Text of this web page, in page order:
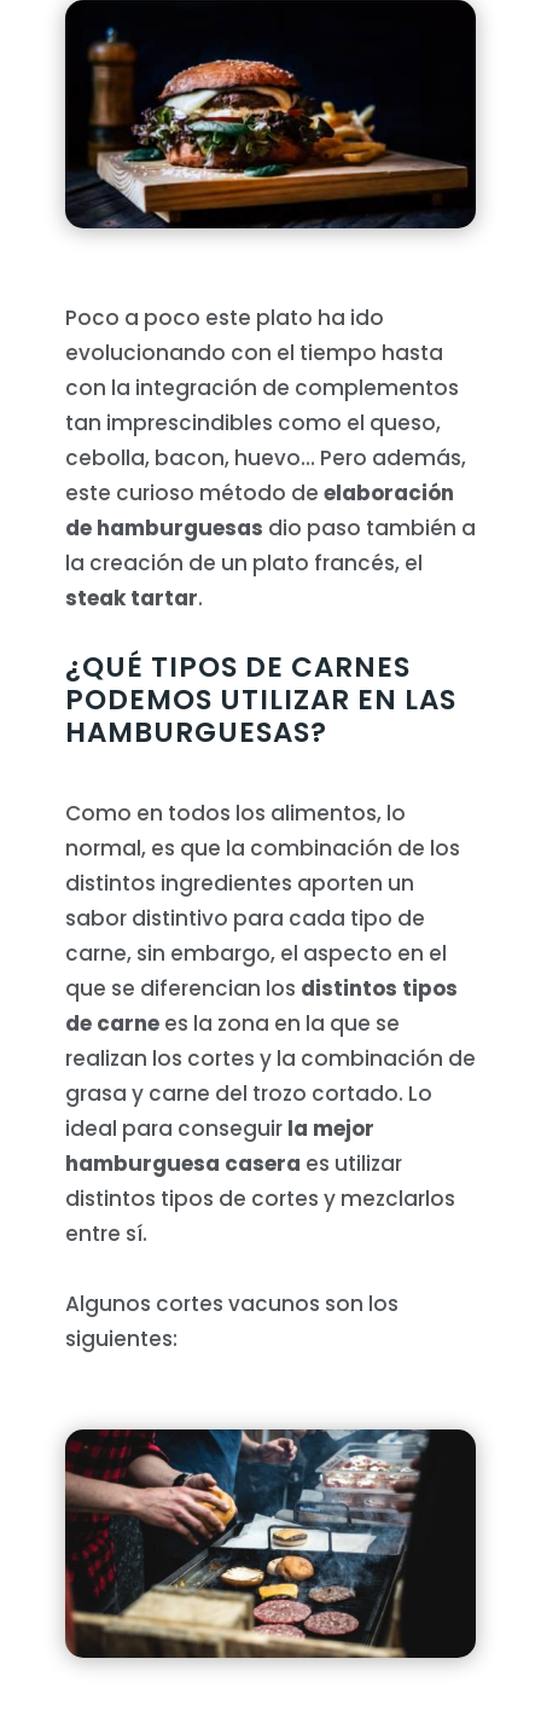
Poco a poco este plato ha ido
evolucionando con el tiempo hasta
con la integración de complementos
tan imprescindibles como el queso,
cebolla, bacon, huevo… Pero además,
este curioso método de elaboración
de hamburguesas dio paso también a
la creación de un plato francés, el
steak tartar.
¿QUÉ TIPOS DE CARNES
PODEMOS UTILIZAR EN LAS
HAMBURGUESAS?
Como en todos los alimentos, lo
normal, es que la combinación de los
distintos ingredientes aporten un
sabor distintivo para cada tipo de
carne, sin embargo, el aspecto en el
que se diferencian los distintos tipos
de carnees la zona en la que se
realizan los cortes y la combinación de
grasa y carne del trozo cortado. Lo
ideal para conseguir la mejor
hamburguesa casera es utilizar
distintos tipos de cortes y mezclarlos
entre sí.
Algunos cortes vacunos son los
siguientes: